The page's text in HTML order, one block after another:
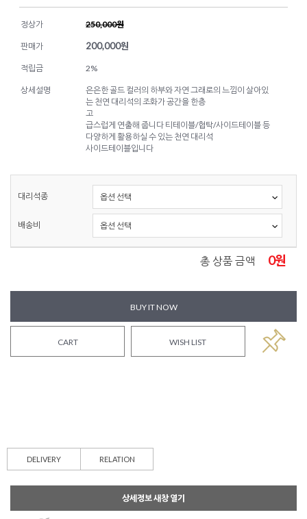
정상가 250,000원
판매가 200,000원
적립금 2%
상세설명
은은한 골드 컬러의 하부와 자연 그래로의 느낌이 살아있
는 천연 대리석의 조화가 공간을 한층
고
급스럽게 연출해 줍니다 티테이블/협탁/사이드테이블 등
다양하게 활용하실 수 있는 천연 대리석
사이드테이블입니다
대리석종
배송비
총 상품 금액 0원
BUY IT NOW
CART WISH LIST
DELIVERY RELATION
상세정보 새창 열기